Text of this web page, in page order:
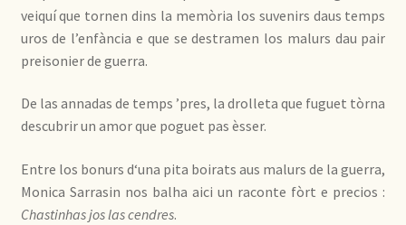
veiquí que tornen dins la memòria los suvenirs daus temps
uros de l’enfància e que se destramen los malurs dau pair
preisonier de guerra.
De las annadas de temps ’pres, la drolleta que fuguet tòrna
descubrir un amor que poguet pas èsser.
Entre los bonurs d‘una pita boirats aus malurs de la guerra,
Monica Sarrasin nos balha aici un raconte fòrt e precios :
Chastinhas jos las cendres.